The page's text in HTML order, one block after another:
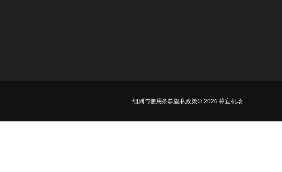
细则与使用条款隐私政策© 2026 樟宜机场